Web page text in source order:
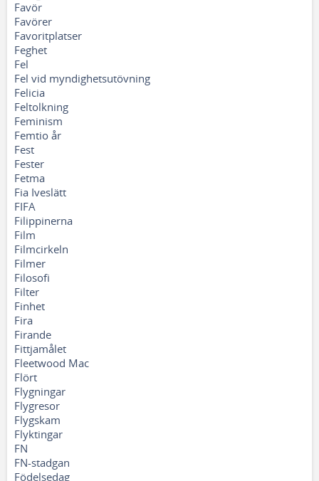
Favör
Favörer
Favoritplatser
Feghet
Fel
Fel vid myndighetsutövning
Felicia
Feltolkning
Feminism
Femtio år
Fest
Fester
Fetma
Fia Iveslätt
FIFA
Filippinerna
Film
Filmcirkeln
Filmer
Filosofi
Filter
Finhet
Fira
Firande
Fittjamålet
Fleetwood Mac
Flört
Flygningar
Flygresor
Flygskam
Flyktingar
FN
FN-stadgan
Födelsedag